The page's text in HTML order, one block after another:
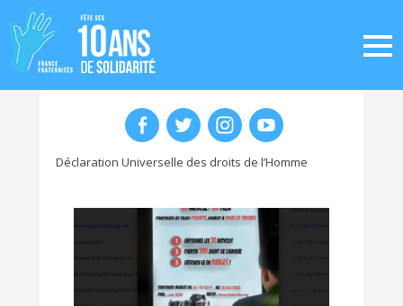
Déclaration Universelle des droits de l’Homme